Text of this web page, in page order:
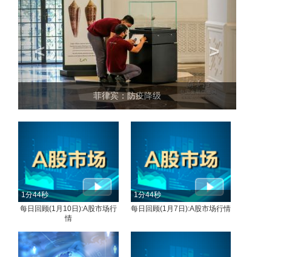
菲律宾：防疫降级
< >
1分44秒
每日回顾(1月10日):A股市场行
情
1分44秒
每日回顾(1月7日):A股市场行情